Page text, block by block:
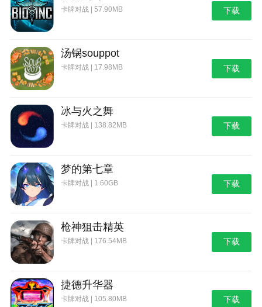
卡牌对战 | 57.90MB 下载
汤锅souppot
卡牌对战 | 17.98MB 下载
冰与火之舞
卡牌对战 | 138.82MB 下载
梦的第七章
卡牌对战 | 1.60GB 下载
枪神狙击精英
卡牌对战 | 176.54MB 下载
捷德升华器
卡牌对战 | 105.80MB 下载